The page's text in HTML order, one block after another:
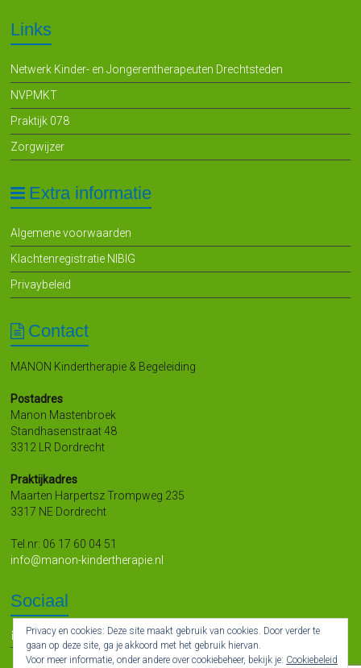
Links
Netwerk Kinder- en Jongerentherapeuten Drechtsteden
NVPMKT
Praktijk 078
Zorgwijzer
Extra informatie
Algemene voorwaarden
Klachtenregistratie NIBIG
Privaybeleid
Contact
MANON Kindertherapie & Begeleiding
Postadres
Manon Mastenbroek
Standhasenstraat 48
3312 LR Dordrecht
Praktijkadres
Maarten Harpertsz Trompweg 235
3317 NE Dordrecht
Tel.nr: 06 17 60 04 51
info@manon-kindertherapie.nl
Sociaal
Privacy en cookies: Deze site maakt gebruik van cookies. Door verder te
gaan op deze site, ga je akkoord met het gebruik hiervan.
Voor meer informatie, onder andere over cookiebeheer, bekijk je: Cookiebeleid